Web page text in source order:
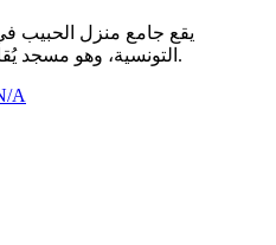
يقع جامع منزل الحبيب
التونسية، وهو مسجد يُقام فيه الصلوات الخمس والجمعة.
A